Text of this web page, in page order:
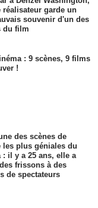
réalisateur garde un
souvenir d'un des
du film
: 9 scènes, 9 films
!
des scènes de
les plus géniales du
: il y a 25 ans, elle a
frissons à des
de spectateurs